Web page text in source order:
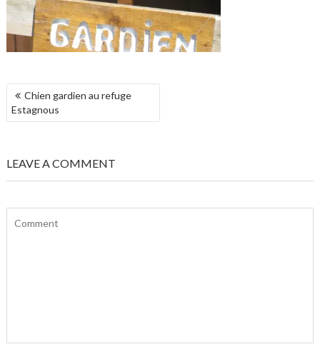
NAVIGATION
DE
L’ARTICLE
Chien gardien au refuge
Estagnous
LEAVE A COMMENT